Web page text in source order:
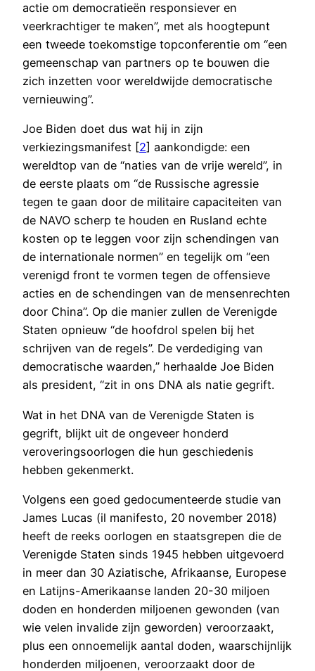
actie om democratieën responsiever en
veerkrachtiger te maken”, met als hoogtepunt
een tweede toekomstige topconferentie om “een
gemeenschap van partners op te bouwen die
zich inzetten voor wereldwijde democratische
vernieuwing”.
Joe Biden doet dus wat hij in zijn
verkiezingsmanifest [2] aankondigde: een
wereldtop van de “naties van de vrije wereld”, in
de eerste plaats om “de Russische agressie
tegen te gaan door de militaire capaciteiten van
de NAVO scherp te houden en Rusland echte
kosten op te leggen voor zijn schendingen van
de internationale normen” en tegelijk om “een
verenigd front te vormen tegen de offensieve
acties en de schendingen van de mensenrechten
door China”. Op die manier zullen de Verenigde
Staten opnieuw “de hoofdrol spelen bij het
schrijven van de regels”. De verdediging van
democratische waarden,” herhaalde Joe Biden
als president, “zit in ons DNA als natie gegrift.
Wat in het DNA van de Verenigde Staten is
gegrift, blijkt uit de ongeveer honderd
veroveringsoorlogen die hun geschiedenis
hebben gekenmerkt.
Volgens een goed gedocumenteerde studie van
James Lucas (il manifesto, 20 november 2018)
heeft de reeks oorlogen en staatsgrepen die de
Verenigde Staten sinds 1945 hebben uitgevoerd
in meer dan 30 Aziatische, Afrikaanse, Europese
en Latijns-Amerikaanse landen 20-30 miljoen
doden en honderden miljoenen gewonden (van
wie velen invalide zijn geworden) veroorzaakt,
plus een onnoemelijk aantal doden, waarschijnlijk
honderden miljoenen, veroorzaakt door de